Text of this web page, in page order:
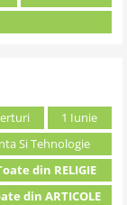
1 Iunie
Si Tehnologie
din RELIGIE
din ARTICOLE